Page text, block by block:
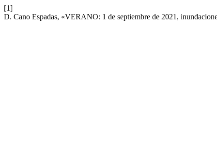
[1]
D. Cano Espadas, «VERANO: 1 de septiembre de 2021,